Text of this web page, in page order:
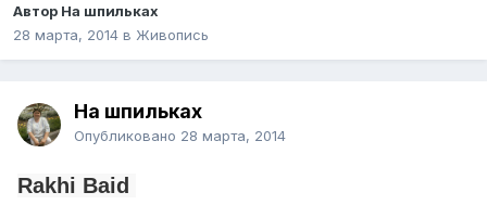
Автор На шпильках
28 марта, 2014 в Живопись
На шпильках
Опубликовано 28 марта, 2014
Rakhi Baid